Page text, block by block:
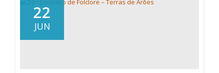
Encontro
de
Folclore
22
JUN